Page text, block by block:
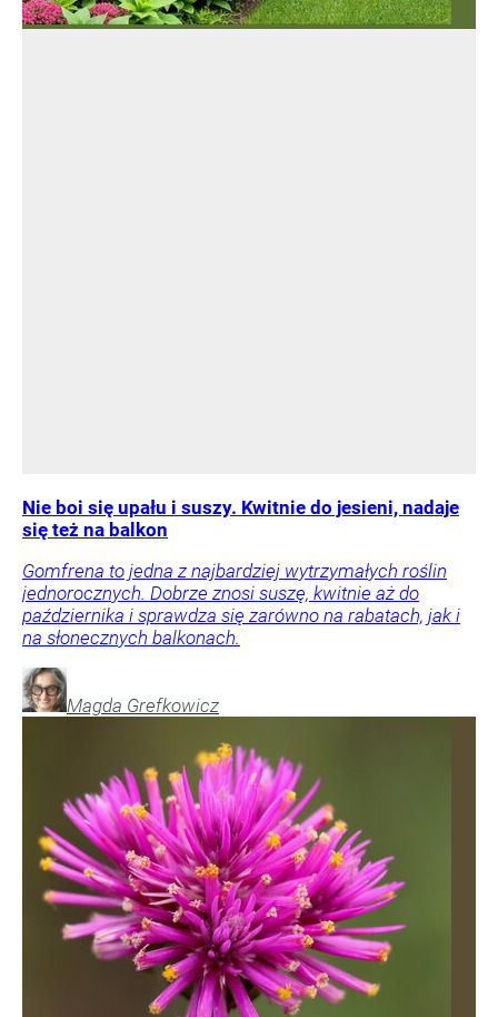
Nie boi się upału i suszy. Kwitnie do jesieni, nadaje
się też na balkon
Gomfrena to jedna z najbardziej wytrzymałych roślin
jednorocznych. Dobrze znosi suszę, kwitnie aż do
października i sprawdza się zarówno na rabatach, jak i
na słonecznych balkonach.
Magda Grefkowicz